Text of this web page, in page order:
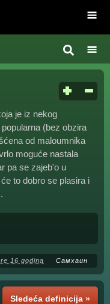
je iz nekog
(bez obzira
od maloumnika
moguće nastala
pa se zajeb'o u
to dobro se plasira i
16 godina Самхаин
Sledeća definicija »